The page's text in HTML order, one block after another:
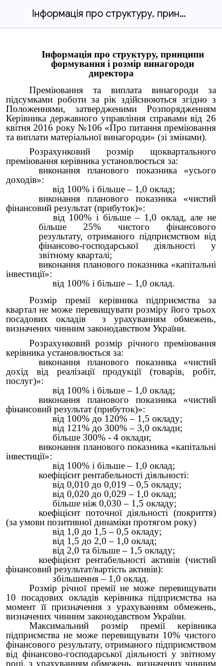
Інформація про структуру, принципи .docx
Інформація про структуру, принципи
формування і розмір винагороди
директора
Преміювання та виплата винагороди за
підсумками роботи за рік здійснюються згідно з
Положеннями, затвердженими Розпорядженням
Керівника державного управління справами від 26
квітня 2016 року №106 «Про питання преміювання
та виплати матеріальної винагороди» (зі змінами).
Розрахунковий розмір щоквартального
преміювання керівника установлюється за:
виконання планового показника «усього
доходів»:
від 100% і більше – 1,0 оклад;
виконання планового показника «чистий
фінансовий результат (прибуток)»:
від 100% і більше – 1,0 оклад, але не
більше 25% чистого фінансового
результату, отриманого підприємством від
фінансово-господарської діяльності у
звітному кварталі;
виконання планового показника «капітальні
інвестиції»:
від 100% і більше – 1,0 оклад.
Розмір премії керівника підприємства за
квартал не може перевищувати розміру його трьох
посадових окладів з урахуванням обмежень,
визначених чинним законодавством України.
Розрахунковий розмір річного преміювання
керівника установлюється за:
виконання планового показника «чистий
дохід від реалізації продукції (товарів, робіт,
послуг)»:
від 100% і більше – 1,0 оклад;
виконання планового показника «чистий
фінансовий результат (прибуток)»:
від 100% до 120% – 1,5 окладу;
від 121% до 300% – 3,0 оклади;
більше 300% - 4 оклади;
виконання планового показника «капітальні
інвестиції»:
від 100% і більше – 1,0 оклад;
коефіцієнт рентабельності діяльності:
від 0,010 до 0,019 – 0,5 окладу;
від 0,020 до 0,029 – 1,0 оклад;
більше ніж 0,030 – 1,5 окладу;
коефіцієнт поточної діяльності (покриття)
(за умови позитивної динаміки протягом року)
від 1,0 до 1,5 – 0,5 окладу;
від 1,5 до 2,0 – 1,0 оклад;
від 2,0 та більше – 1,5 окладу;
коефіцієнт рентабельності активів (чистий
фінансовий результат/вартість активів):
збільшення – 1,0 оклад.
Розмір річної премії не може перевищувати
10 посадових окладів керівника підприємства на
момент її призначення з урахуванням обмежень,
визначених чинним законодавством України.
Максимальний розмір премії керівника
підприємства не може перевищувати 10% чистого
фінансового результату, отриманого підприємством
від фінансово-господарської діяльності у звітному
році, з урахуванням обмежень, визначених чинним